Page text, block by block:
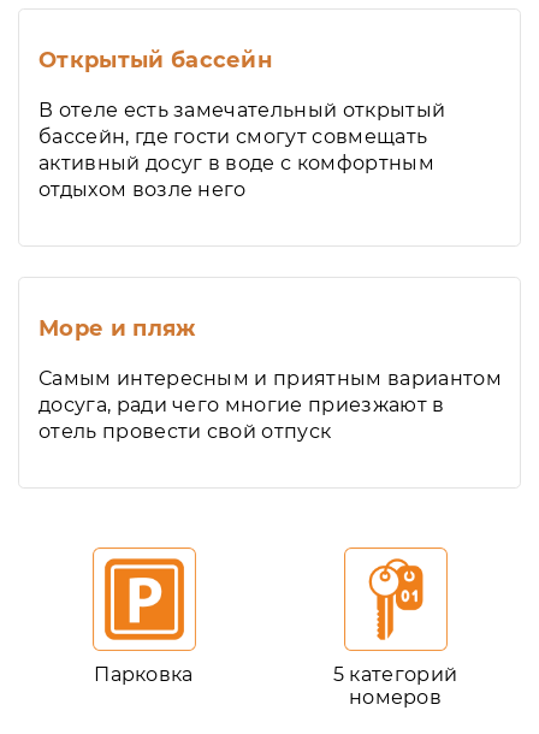
Открытый бассейн
В отеле есть замечательный открытый
бассейн, где гости смогут совмещать
активный досуг в воде с комфортным
отдыхом возле него
Море и пляж
Самым интересным и приятным вариантом
досуга, ради чего многие приезжают в
отель провести свой отпуск
Парковка
5 категорий
номеров